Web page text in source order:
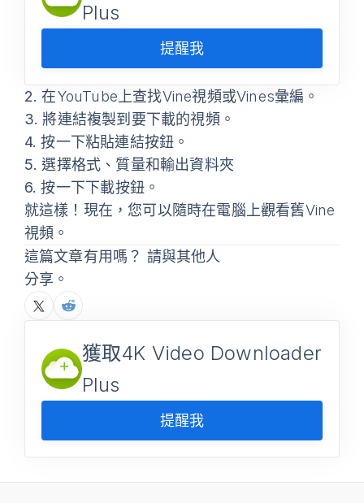
Plus
提醒我
2. 在YouTube上查找Vine視頻或Vines彙編。
3. 將連結複製到要下載的視頻。
4. 按一下粘貼連結按鈕。
5. 選擇格式、質量和輸出資料夾
6. 按一下下載按鈕。
就這樣！現在，您可以隨時在電腦上觀看舊Vine
視頻。
這篇文章有用嗎？ 請與其他人
分享。
獲取4K Video Downloader
Plus
提醒我